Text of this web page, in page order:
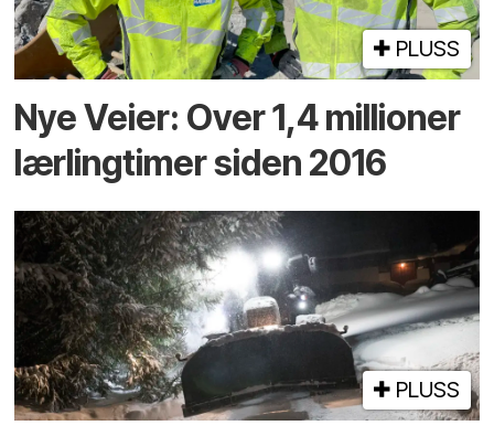
PLUSS
Nye Veier: Over 1,4 millioner
lærlingtimer siden 2016
PLUSS